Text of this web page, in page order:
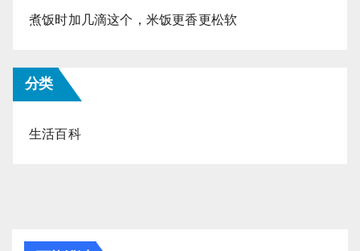
煮饭时加几滴这个，米饭更香更松软
分类
生活百科